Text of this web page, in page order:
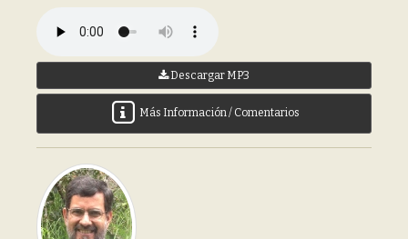
Descargar MP3
Más Información / Comentarios